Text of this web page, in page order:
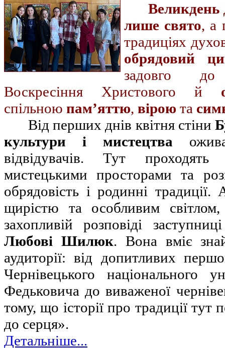
Великдень
лише свято, а
традиціях
обрядовий
задовго
Воскресіння Христового й
спільною пам’яттю, вірою та
Від перших днів квітня стіни
культури і мистецтва
відвідувачів. Тут проходять
мистецькими просторами та
обрядовість і родинні
щирістю та особливим світлом,
захопливій розповіді
Любові Шилюк. Вона вміє
аудиторії: від допитливих
Чернівецького національного
Федьковича до виваженої
тому, що історії про традиції тут
до серця».
Детальніше...